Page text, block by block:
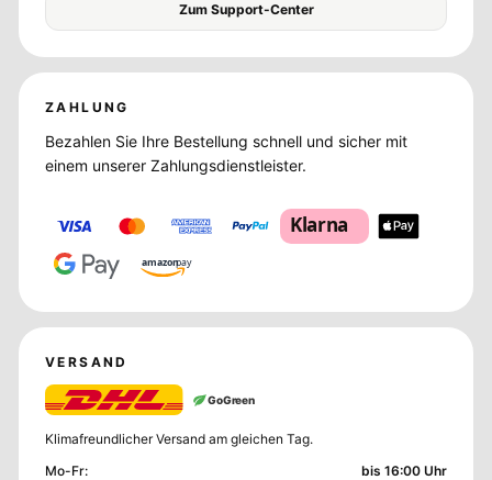
Zum Support-Center
ZAHLUNG
Bezahlen Sie Ihre Bestellung schnell und sicher mit
einem unserer Zahlungsdienstleister.
Klarna
amazonpay
VERSAND
GoGreen
Klimafreundlicher Versand am gleichen Tag.
Mo-Fr:
bis 16:00 Uhr